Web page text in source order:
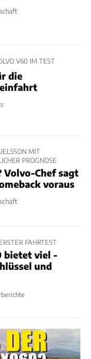
V60 IM TEST
die
MIT
PROGNOSE
Volvo-Chef sagt
voraus
FAHRTEST
bietet viel -
und